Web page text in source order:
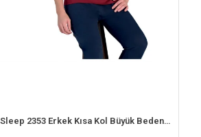
Over Sleep 2353 Erkek Kısa Kol Büyük Beden Süprem Pijama Takım (L-XL-XXL-3XL)